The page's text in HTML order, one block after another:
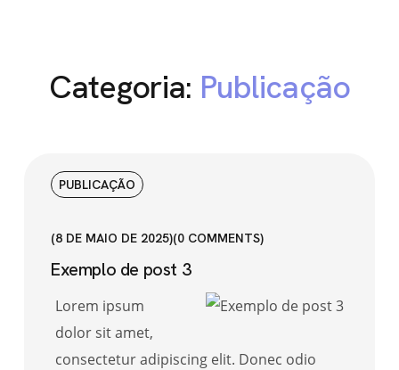
Categoria: Publicação
PUBLICAÇÃO
8 DE MAIO DE 2025 0 COMMENTS
Exemplo de post 3
Lorem ipsum
dolor sit amet,
consectetur adipiscing elit. Donec odio